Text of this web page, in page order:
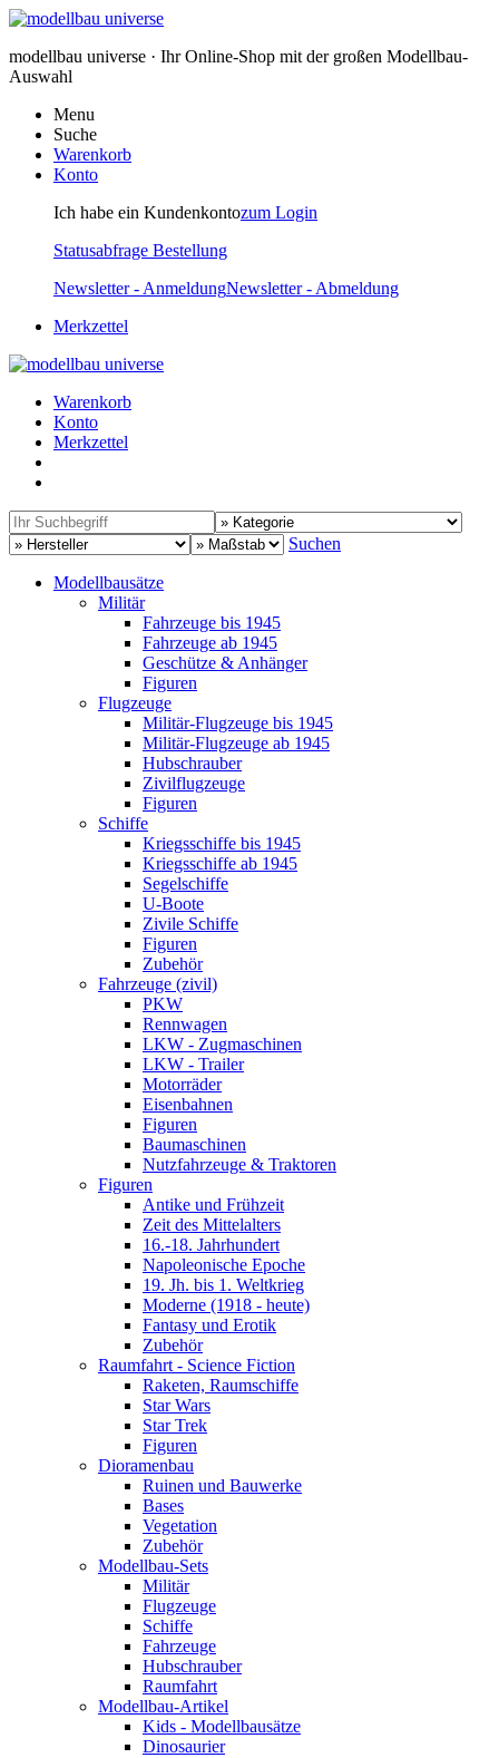
modellbau universe · Ihr Online-Shop mit der großen Modellbau-
Auswahl
Menu
Suche
Warenkorb
Konto
Ich habe ein Kundenkontozum Login
Statusabfrage Bestellung
Newsletter - AnmeldungNewsletter - Abmeldung
Merkzettel
Warenkorb
Konto
Merkzettel
Suchen
Modellbausätze
Militär
Fahrzeuge bis 1945
Fahrzeuge ab 1945
Geschütze & Anhänger
Figuren
Flugzeuge
Militär-Flugzeuge bis 1945
Militär-Flugzeuge ab 1945
Hubschrauber
Zivilflugzeuge
Figuren
Schiffe
Kriegsschiffe bis 1945
Kriegsschiffe ab 1945
Segelschiffe
U-Boote
Zivile Schiffe
Figuren
Zubehör
Fahrzeuge (zivil)
PKW
Rennwagen
LKW - Zugmaschinen
LKW - Trailer
Motorräder
Eisenbahnen
Figuren
Baumaschinen
Nutzfahrzeuge & Traktoren
Figuren
Antike und Frühzeit
Zeit des Mittelalters
16.-18. Jahrhundert
Napoleonische Epoche
19. Jh. bis 1. Weltkrieg
Moderne (1918 - heute)
Fantasy und Erotik
Zubehör
Raumfahrt - Science Fiction
Raketen, Raumschiffe
Star Wars
Star Trek
Figuren
Dioramenbau
Ruinen und Bauwerke
Bases
Vegetation
Zubehör
Modellbau-Sets
Militär
Flugzeuge
Schiffe
Fahrzeuge
Hubschrauber
Raumfahrt
Modellbau-Artikel
Kids - Modellbausätze
Dinosaurier